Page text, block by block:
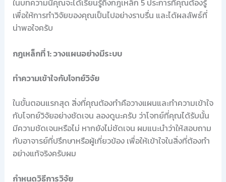
ในบทความนี้คุณจะได้เรียนรู้ถึงกฎเหล็ก 5 ประการที่คุณต้องรู้
เพื่อให้การทำวิจัยของคุณเป็นไปอย่างราบรื่น และได้ผลลัพธ์ที่
น่าพอใจครับ
กฎเหล็กที่ 1: วางแผนอย่างมีระบบ
ทำความเข้าใจกับโจทย์วิจัย
ในขั้นตอนแรกสุด สิ่งที่คุณต้องทำคือวางแผนและทำความเข้าใจ
กับโจทย์วิจัยอย่างชัดเจน ลองดูนะครับ ว่าโจทย์ที่คุณได้รับนั้น
มีความชัดเจนหรือไม่ หากยังไม่ชัดเจน ผมแนะนำว่าให้สอบถาม
กับอาจารย์ที่ปรึกษาหรือผู้เกี่ยวข้อง เพื่อให้เข้าใจในสิ่งที่ต้องทำ
อย่างแท้จริงครับผม
กำหนดวิธีการวิจัย